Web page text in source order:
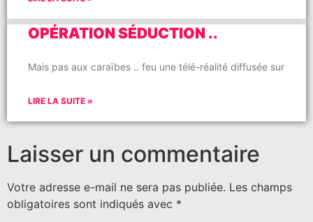
OPÉRATION SÉDUCTION ..
Mais pas aux caraïbes .. feu une télé-réalité diffusée sur
LIRE LA SUITE »
Laisser un commentaire
Votre adresse e-mail ne sera pas publiée. Les champs
obligatoires sont indiqués avec *